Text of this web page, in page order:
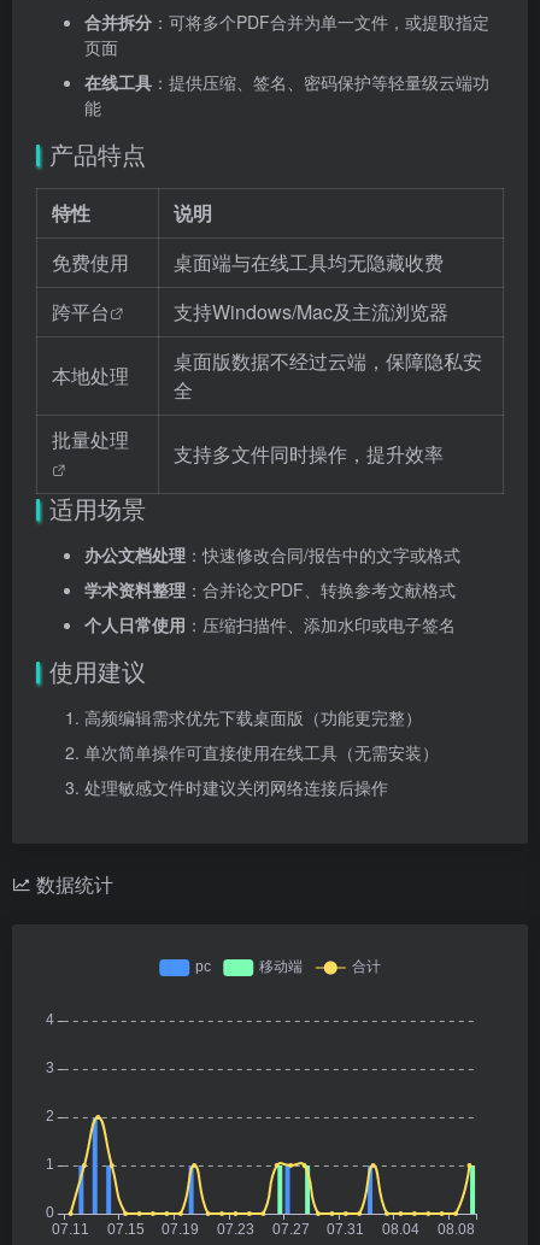
合并拆分 ：可将多个PDF合并为单一文件，或提取指定
页面
在线工具 ：提供压缩、签名、密码保护等轻量级云端功
能
产品特点
特性
说明
免费使用
桌面端与在线工具均无隐藏收费
跨平台
支持Windows/Mac及主流浏览器
本地处理
桌面版数据不经过云端，保障隐私安
全
批量处理
支持多文件同时操作，提升效率
适用场景
办公文档处理 ：快速修改合同/报告中的文字或格式
学术资料整理 ：合并论文PDF、转换参考文献格式
个人日常使用 ：压缩扫描件、添加水印或电子签名
使用建议
高频编辑需求优先下载桌面版（功能更完整）
单次简单操作可直接使用在线工具（无需安装）
处理敏感文件时建议关闭网络连接后操作
数据统计